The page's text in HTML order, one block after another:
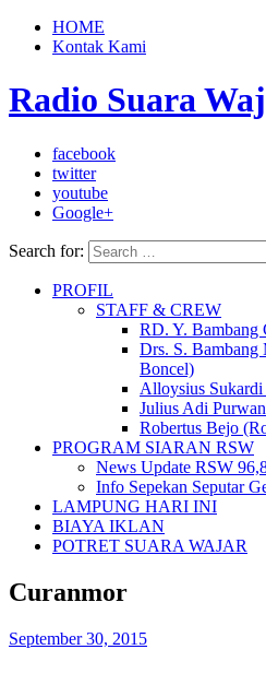
HOME
Kontak Kami
Radio Suara
facebook
twitter
youtube
Google+
Search for:
PROFIL
STAFF & CREW
RD. Y. Bambang
Drs. S.
Boncel)
Alloysius
Julius Adi
Robertus Bejo
PROGRAM SIARAN RSW
News Update RSW
Info Sepekan Seputar
LAMPUNG HARI INI
BIAYA IKLAN
POTRET SUARA WAJAR
Curanmor
September 30, 2015